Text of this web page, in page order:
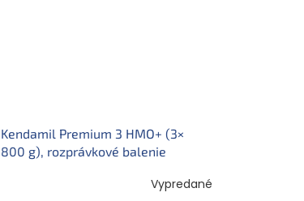
Kendamil Premium 3 HMO+ (3×
800 g), rozprávkové balenie
Vypredané